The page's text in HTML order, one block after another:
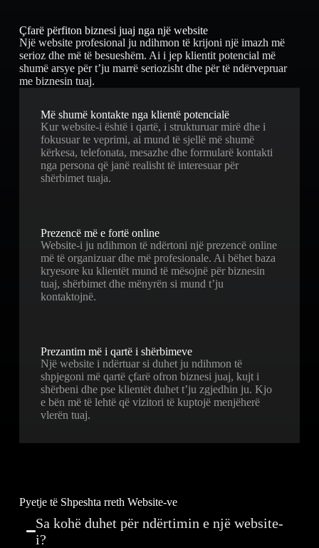
Çfarë përfiton biznesi juaj nga një website
Një website profesional ju ndihmon të krijoni një imazh më
serioz dhe më të besueshëm. Ai i jep klientit potencial më
shumë arsye për t’ju marrë seriozisht dhe për të ndërvepruar
me biznesin tuaj.
Më shumë kontakte nga klientë potencialë
Kur website-i është i qartë, i strukturuar mirë dhe i
fokusuar te veprimi, ai mund të sjellë më shumë
kërkesa, telefonata, mesazhe dhe formularë kontakti
nga persona që janë realisht të interesuar për
shërbimet tuaja.
Prezencë më e fortë online
Website-i ju ndihmon të ndërtoni një prezencë online
më të organizuar dhe më profesionale. Ai bëhet baza
kryesore ku klientët mund të mësojnë për biznesin
tuaj, shërbimet dhe mënyrën si mund t’ju
kontaktojnë.
Prezantim më i qartë i shërbimeve
Një website i ndërtuar si duhet ju ndihmon të
shpjegoni më qartë çfarë ofron biznesi juaj, kujt i
shërbeni dhe pse klientët duhet t’ju zgjedhin ju. Kjo
e bën më të lehtë që vizitori të kuptojë menjëherë
vlerën tuaj.
Pyetje të Shpeshta rreth Website-ve
Sa kohë duhet për ndërtimin e një website-
i?